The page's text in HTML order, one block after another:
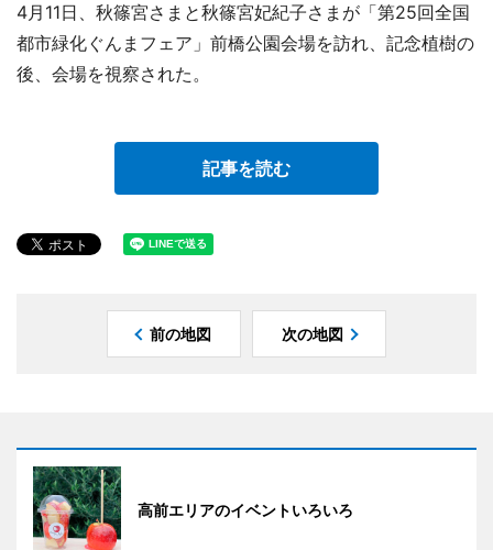
4月11日、秋篠宮さまと秋篠宮妃紀子さまが「第25回全国
都市緑化ぐんまフェア」前橋公園会場を訪れ、記念植樹の
後、会場を視察された。
記事を読む
前の地図 次の地図
高前エリアのイベントいろいろ